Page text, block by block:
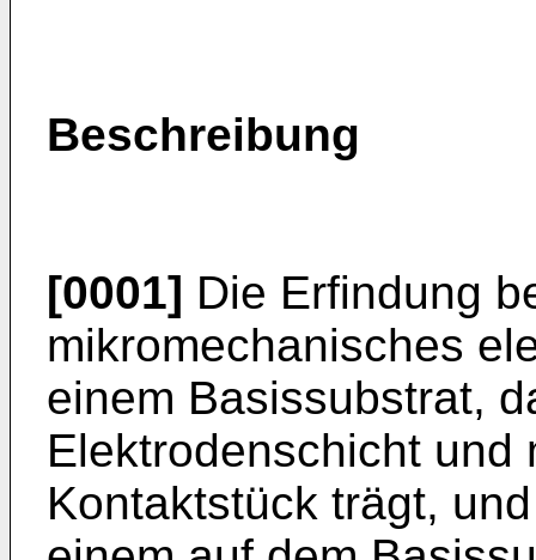
Beschreibung
[0001] Die Erfindung
mikromechanisches
einem Basissubstrat,
Elektrodenschicht und
Kontaktstück trägt,